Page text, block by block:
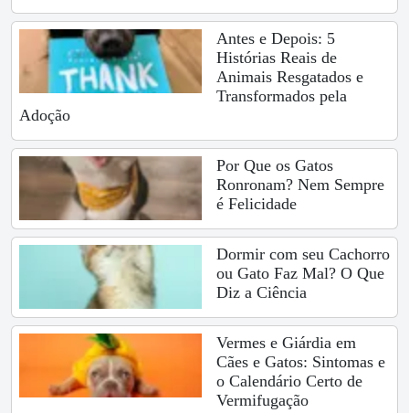
Antes e Depois: 5
Histórias Reais de
Animais Resgatados e
Transformados pela
Adoção
Por Que os Gatos
Ronronam? Nem Sempre
é Felicidade
Dormir com seu Cachorro
ou Gato Faz Mal? O Que
Diz a Ciência
Vermes e Giárdia em
Cães e Gatos: Sintomas e
o Calendário Certo de
Vermifugação